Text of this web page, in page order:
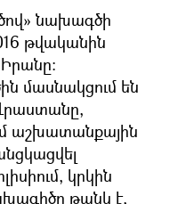
նախագծի
թվականին
մասնակցում են
աշխատանքային
կրկին
թանկ է,